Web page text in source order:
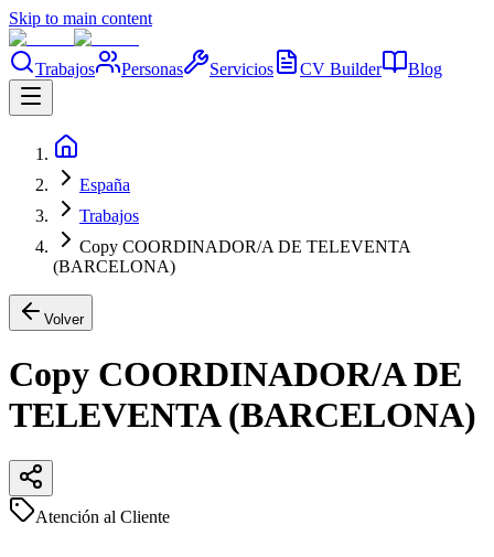
Skip to main content
Trabajos Personas Servicios CV Builder Blog
España
Trabajos
Copy COORDINADOR/A DE TELEVENTA
(BARCELONA)
Volver
Copy COORDINADOR/A DE
TELEVENTA (BARCELONA)
Atención al Cliente